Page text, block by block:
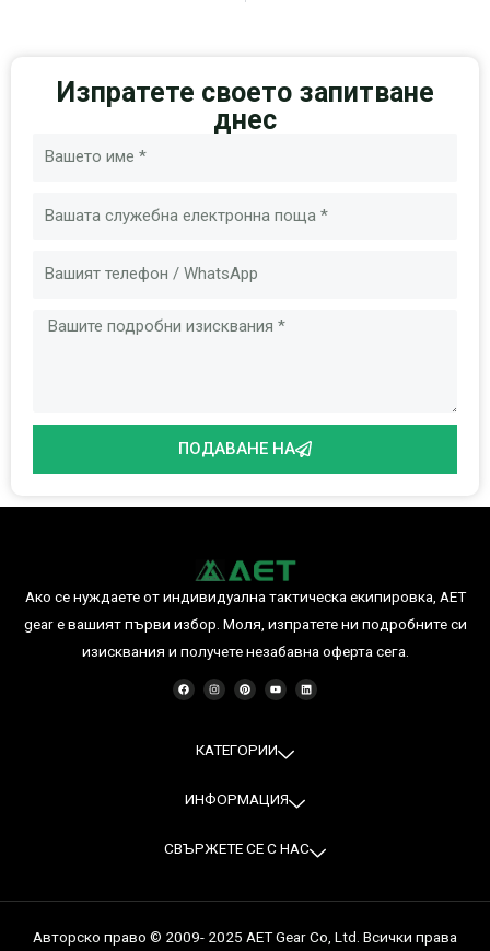
Изпратете своето запитване
днес
ПОДАВАНЕ НА
Ако се нуждаете от индивидуална тактическа екипировка, AET
gear е вашият първи избор. Моля, изпратете ни подробните си
изисквания и получете незабавна оферта сега.
F
a
c
I
n
s
r
a
P
i
n
e
s
Y
o
u
e
L
i
n
КАТЕГОРИИ
ИНФОРМАЦИЯ
СВЪРЖЕТЕ СЕ С НАС
Авторско право © 2009- 2025 AET Gear Co, Ltd. Всички права